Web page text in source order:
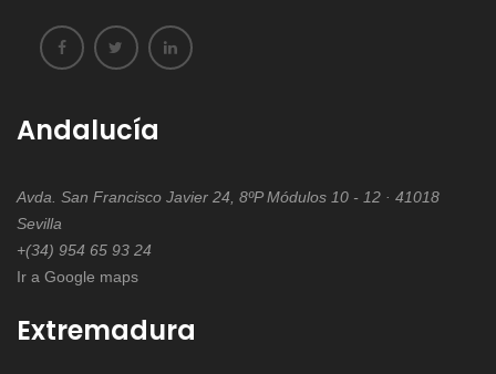
Andalucía
Avda. San Francisco Javier 24, 8ºP Módulos 10 - 12 · 41018
Sevilla
+(34) 954 65 93 24
Ir a Google maps
Extremadura